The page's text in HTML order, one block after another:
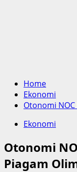
Home
Ekonomi
Otonomi
Ekonomi
Otonomi
Piagam